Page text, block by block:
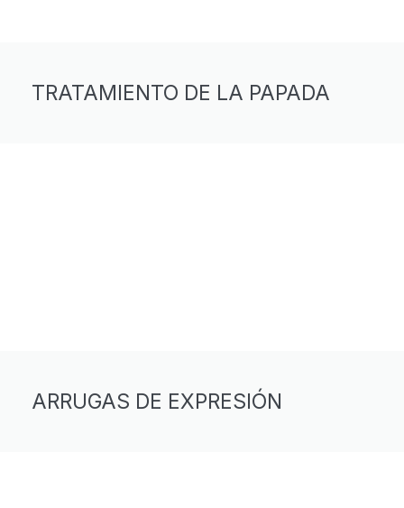
TRATAMIENTO DE LA PAPADA
ARRUGAS DE EXPRESIÓN